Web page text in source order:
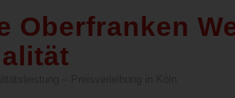
Oberfranken